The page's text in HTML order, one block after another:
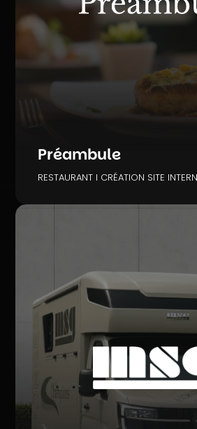
Préambule
RESTAURANT I CRÉATION SITE